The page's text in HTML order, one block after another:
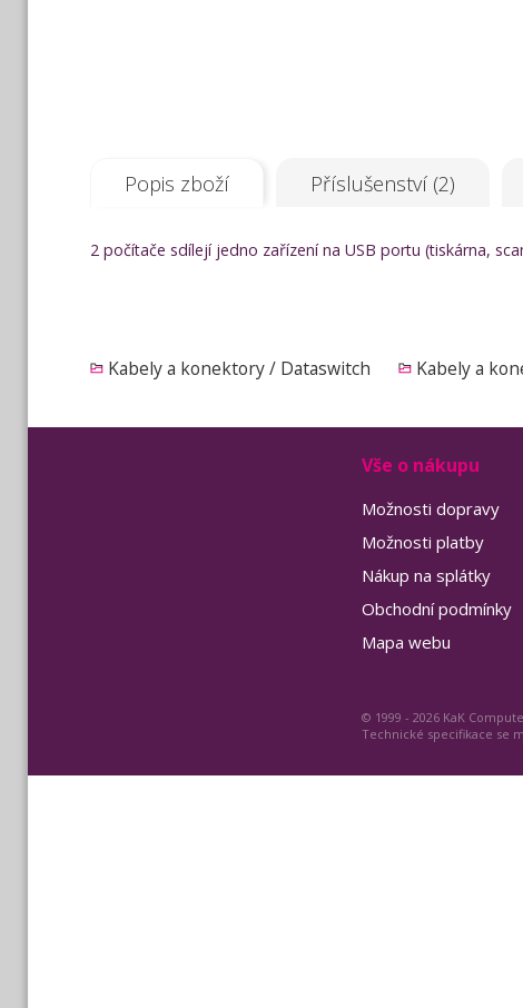
Popis zboží Příslušenství (2)
2 počítače sdílejí jedno zařízení na USB portu (tiskárna,
Kabely a konektory / Dataswitch Kabely a
Vše o nákupu
Možnosti dopravy
Možnosti platby
Nákup na splátky
Obchodní podmínky
Mapa webu
© 1999 - 2026 KaK
Technické specifikace se